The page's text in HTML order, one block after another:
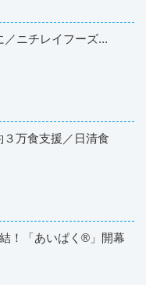
ニチレイフーズ...
万食支援／日清食
！「あいぱく®」開幕